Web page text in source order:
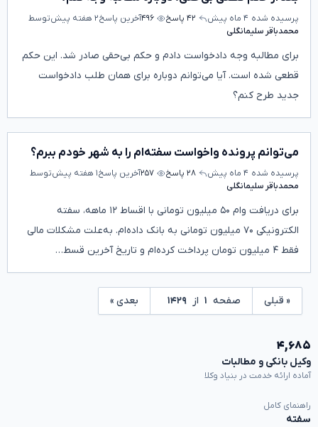
پرسیده شده ۴ ماه پیش ۴۲ پاسخ ۴۹۶آخرین پاسخ۲ هفته پیش
توسط
محمدباقر سلیمانگلی
برای مطالبه وجه دادخواست دادم و حکم بی‌حقی صادر شد. این حکم
قطعی شده است. آیا می‌توانم دوباره برای همان طلب دادخواست
جدید طرح کنم؟
می‌توانم پرونده واخواست سفته‌ام را به شهر خودم ببرم؟
پرسیده شده ۴ ماه پیش ۲۸ پاسخ ۲۵۷آخرین پاسخ۱ هفته پیش
توسط
محمدباقر سلیمانگلی
برای دریافت وام ۵۰ میلیون تومانی با اقساط ۱۲ ماهه، سفته
الکترونیکی ۷۰ میلیون تومانی به بانک داده‌ام. به‌علت مشکلات مالی
فقط ۴ میلیون تومان پرداخت کرده‌ام و تاریخ آخرین قسط…
« قبلی صفحه ۱ از ۱۴۲۹ بعدی »
۴,۶۸۵
وکیل بانکی و مطالبات
آماده ارائه خدمت در بنیاد وکلا
راهنمای کامل
سفته